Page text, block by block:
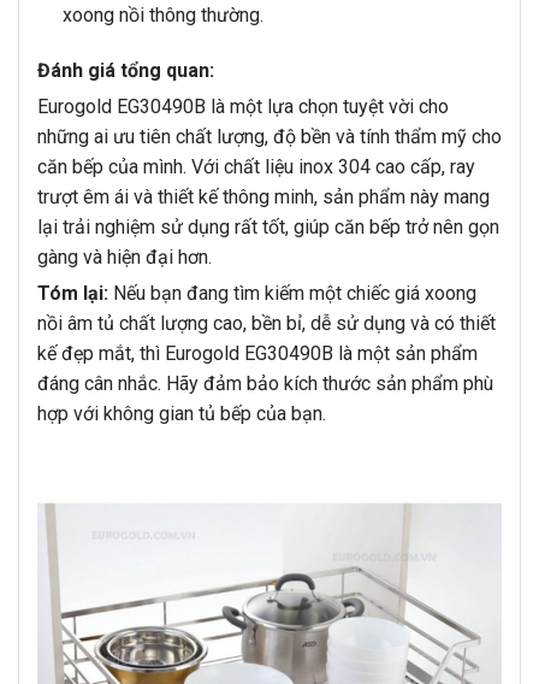
xoong nồi thông thường.
Đánh giá tổng quan:
Eurogold EG30490B là một lựa chọn tuyệt vời cho
những ai ưu tiên chất lượng, độ bền và tính thẩm mỹ cho
căn bếp của mình. Với chất liệu inox 304 cao cấp, ray
trượt êm ái và thiết kế thông minh, sản phẩm này mang
lại trải nghiệm sử dụng rất tốt, giúp căn bếp trở nên gọn
gàng và hiện đại hơn.
Tóm lại: Nếu bạn đang tìm kiếm một chiếc giá xoong
nồi âm tủ chất lượng cao, bền bỉ, dễ sử dụng và có thiết
kế đẹp mắt, thì Eurogold EG30490B là một sản phẩm
đáng cân nhắc. Hãy đảm bảo kích thước sản phẩm phù
hợp với không gian tủ bếp của bạn.